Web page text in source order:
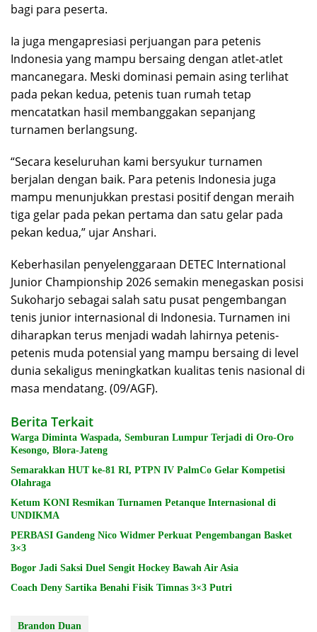
bagi para peserta.
Ia juga mengapresiasi perjuangan para petenis
Indonesia yang mampu bersaing dengan atlet-atlet
mancanegara. Meski dominasi pemain asing terlihat
pada pekan kedua, petenis tuan rumah tetap
mencatatkan hasil membanggakan sepanjang
turnamen berlangsung.
“Secara keseluruhan kami bersyukur turnamen
berjalan dengan baik. Para petenis Indonesia juga
mampu menunjukkan prestasi positif dengan meraih
tiga gelar pada pekan pertama dan satu gelar pada
pekan kedua,” ujar Anshari.
Keberhasilan penyelenggaraan DETEC International
Junior Championship 2026 semakin menegaskan posisi
Sukoharjo sebagai salah satu pusat pengembangan
tenis junior internasional di Indonesia. Turnamen ini
diharapkan terus menjadi wadah lahirnya petenis-
petenis muda potensial yang mampu bersaing di level
dunia sekaligus meningkatkan kualitas tenis nasional di
masa mendatang. (09/AGF).
Berita Terkait
Warga Diminta Waspada, Semburan Lumpur Terjadi di Oro-Oro
Kesongo, Blora-Jateng
Semarakkan HUT ke-81 RI, PTPN IV PalmCo Gelar Kompetisi
Olahraga
Ketum KONI Resmikan Turnamen Petanque Internasional di
UNDIKMA
PERBASI Gandeng Nico Widmer Perkuat Pengembangan Basket
3×3
Bogor Jadi Saksi Duel Sengit Hockey Bawah Air Asia
Coach Deny Sartika Benahi Fisik Timnas 3×3 Putri
Brandon Duan